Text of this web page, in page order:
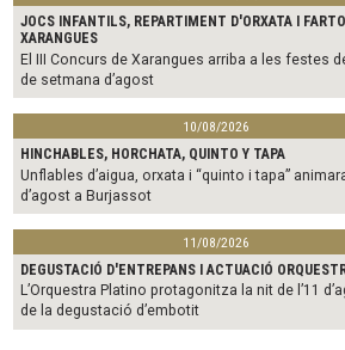
JOCS INFANTILS, REPARTIMENT D'ORXATA I
XARANGUES
El III Concurs de Xarangues arriba a les festes
de setmana d’agost
10/08/2026
HINCHABLES, HORCHATA, QUINTO Y TAPA
Unflables d’aigua, orxata i “quinto i tapa”
d’agost a Burjassot
11/08/2026
DEGUSTACIÓ D'ENTREPANS I ACTUACIÓ
L’Orquestra Platino protagonitza la nit de l’11
de la degustació d’embotit